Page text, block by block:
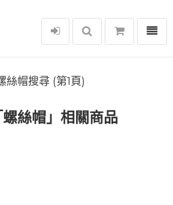
選單
絲帽搜尋 (第1頁)
螺絲帽」相關商品